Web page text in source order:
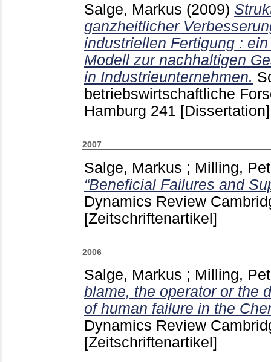
Salge, Markus (2009)
ganzheitlicher
industriellen Fertigung :
Modell zur nachhaltigen
in Industrieunternehmen.
betriebswirtschaftliche
Hamburg 241 [Dissertation]
2007
Salge, Markus ; Milling,
“Beneficial Failures and
Dynamics Review
[Zeitschriftenartikel]
2006
Salge, Markus ; Milling,
blame, the operator or the
of human failure in the
Dynamics Review
[Zeitschriftenartikel]